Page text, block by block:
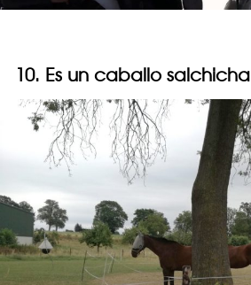
10. Es un caballo salchicha